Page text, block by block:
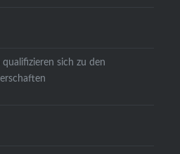
sich zu den